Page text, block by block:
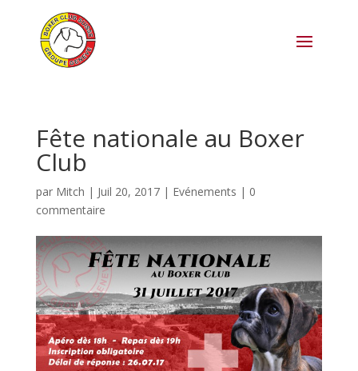
Fête nationale au Boxer
Club
par Mitch | Juil 20, 2017| Evénements | 0
commentaire